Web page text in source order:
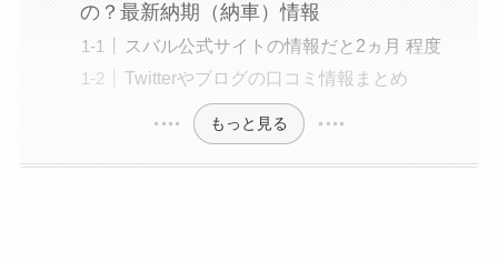
の？最新納期（納車）情報
スバル公式サイトの情報だと2ヵ月 程度
Twitterやブログの口コミ情報まとめ
もっと見る